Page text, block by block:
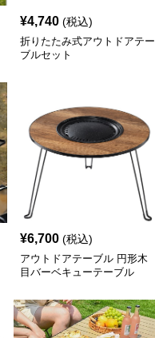
¥4,740 (税込)
折りたたみ式アウトドアテー
ブルセット
¥6,700 (税込)
アウトドアテーブル 円形木
目バーベキューテーブル